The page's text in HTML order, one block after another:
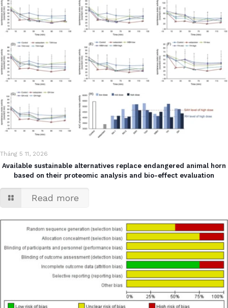
Tháng 5 11, 2026
Available sustainable alternatives replace endangered animal horn
based on their proteomic analysis and bio-effect evaluation
Read more